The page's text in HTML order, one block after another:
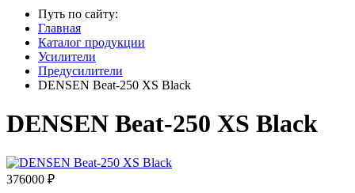
Путь по сайту:
Главная
Каталог продукции
Усилители
Предусилители
DENSEN Beat-250 XS Black
DENSEN Beat-250 XS Black
376000 ₽